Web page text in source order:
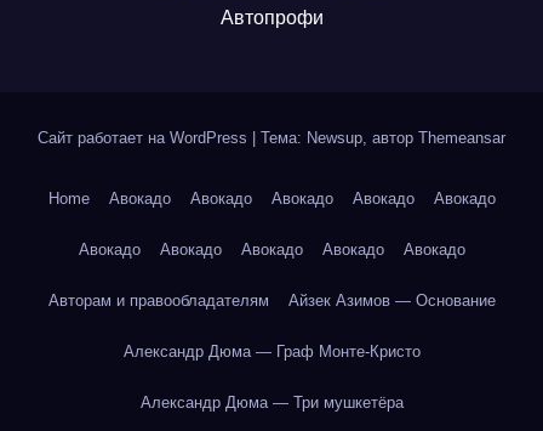
Автопрофи
Сайт работает на WordPress Тема: Newsup, автор Themeansar
Home Авокадо Авокадо Авокадо Авокадо Авокадо
Авокадо Авокадо Авокадо Авокадо Авокадо
Авторам и правообладателям Айзек Азимов — Основание
Александр Дюма — Граф Монте-Кристо
Александр Дюма — Три мушкетёра